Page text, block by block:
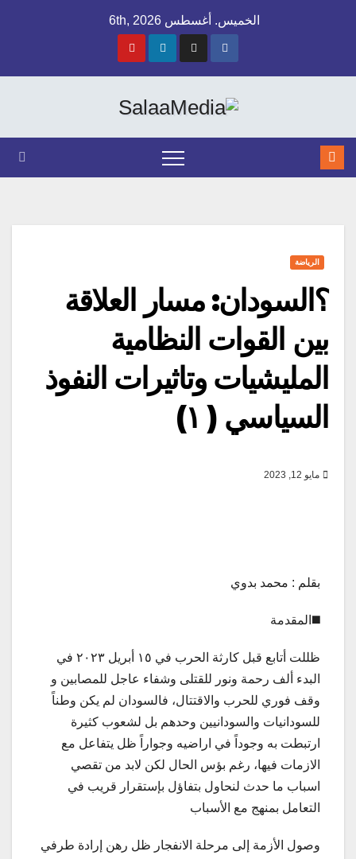
الخميس. أغسطس 6th, 2026
الرياضة
؟السودان: مسار العلاقة
بين القوات النظامية
المليشيات وتاثيرات النفوذ
السياسي ( ١)
مايو 12, 2023
بقلم : محمد بدوي
◼️المقدمة
ظللت أتابع قبل كارثة الحرب في ١٥ أبريل ٢٠٢٣ في
البدء ألف رحمة ونور للقتلى وشفاء عاجل للمصابين و
وقف فوري للحرب والاقتتال، فالسودان لم يكن وطناً
للسودانيات والسودانيين وحدهم بل لشعوب كثيرة
ارتبطت به وجوداً في اراضيه وجواراً ظل يتفاعل مع
الازمات فيها، رغم بؤس الحال لكن لابد من تقصي
اسباب ما حدث لنحاول بتفاؤل بإستقرار قريب في
التعامل بمنهج مع الأسباب
وصول الأزمة إلى مرحلة الانفجار ظل رهن إرادة طرفي